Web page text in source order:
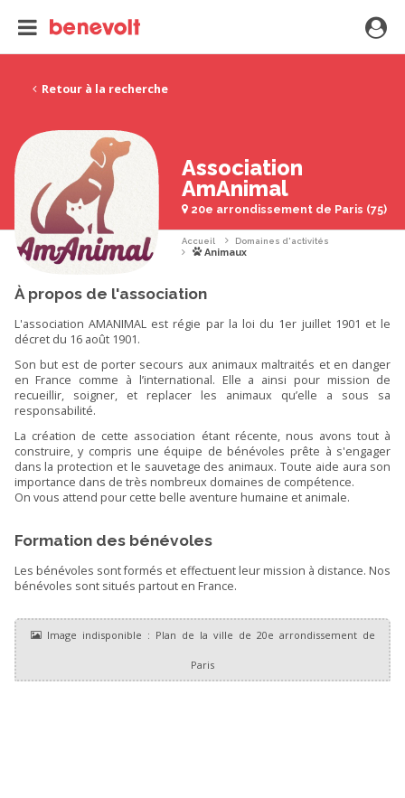
Retour à la recherche
Association
AmAnimal
20e arrondissement de Paris (75)
Accueil Domaines d'activités
Animaux
À propos de l'association
L'association AMANIMAL est régie par la loi du 1er juillet 1901 et le
décret du 16 août 1901.
Son but est de porter secours aux animaux maltraités et en danger
en France comme à l’international. Elle a ainsi pour mission de
recueillir, soigner, et replacer les animaux qu’elle a sous sa
responsabilité.
La création de cette association étant récente, nous avons tout à
construire, y compris une équipe de bénévoles prête à s'engager
dans la protection et le sauvetage des animaux. Toute aide aura son
importance dans de très nombreux domaines de compétence.
On vous attend pour cette belle aventure humaine et animale.
Formation des bénévoles
Les bénévoles sont formés et effectuent leur mission à distance. Nos
bénévoles sont situés partout en France.